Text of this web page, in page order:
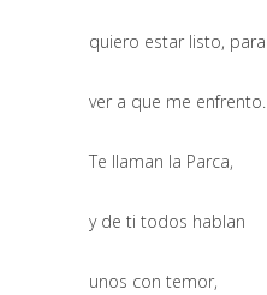
quiero estar listo, para
ver a que me enfrento.
Te llaman la Parca,
y de ti todos hablan
unos con temor,